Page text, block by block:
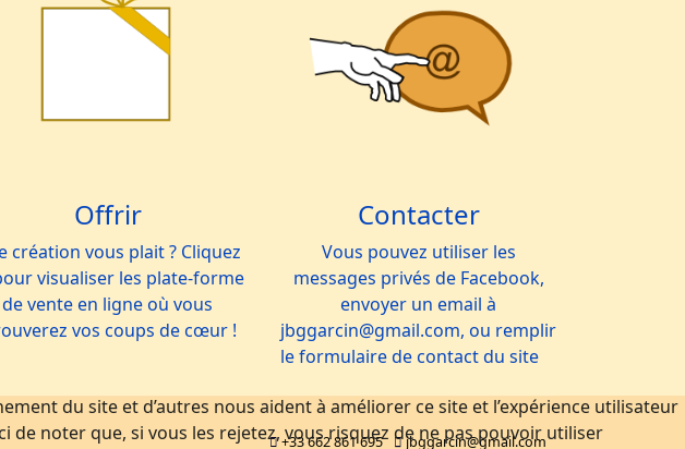
Offrir
création vous plait ? Cliquez
visualiser les plate-forme
de vente en ligne où vous
vos coups de cœur !
Contacter
Vous pouvez utiliser les
messages privés de Facebook,
envoyer un email à
jbggarcin@gmail.com, ou remplir
le formulaire de contact du site
+33 662 861 695 jbggarcin@gmail.com
du site et d’autres nous aident à améliorer ce site et l’expérience utilisateur
noter que, si vous les rejetez, vous risquez de ne pas pouvoir utiliser